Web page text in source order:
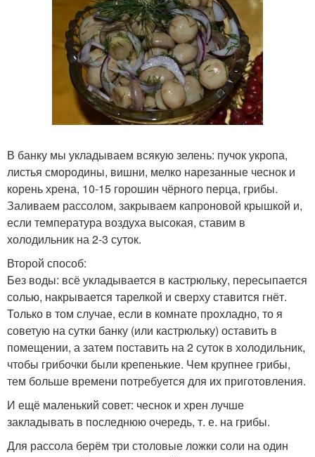
В банку мы укладываем всякую зелень: пучок укропа,
листья смородины, вишни, мелко нарезанные чеснок и
корень хрена, 10-15 горошин чёрного перца, грибы.
Заливаем рассолом, закрываем капроновой крышкой и,
если температура воздуха высокая, ставим в
холодильник на 2-3 суток.
Второй способ:
Без воды: всё укладывается в кастрюльку, пересыпается
солью, накрывается тарелкой и сверху ставится гнёт.
Только в том случае, если в комнате прохладно, то я
советую на сутки банку (или кастрюльку) оставить в
помещении, а затем поставить на 2 суток в холодильник,
чтобы грибочки были крепенькие. Чем крупнее грибы,
тем больше времени потребуется для их приготовления.
И ещё маленький совет: чеснок и хрен лучше
закладывать в последнюю очередь, т. е. на грибы.
Для рассола берём три столовые ложки соли на один